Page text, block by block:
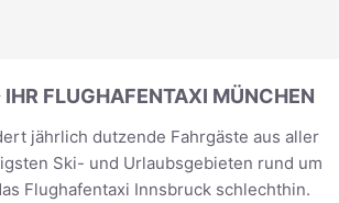
FLUGHAFENTAXI MÜNCHEN
jährlich dutzende Fahrgäste aus aller
Ski- und Urlaubsgebieten rund um
Flughafentaxi Innsbruck schlechthin.